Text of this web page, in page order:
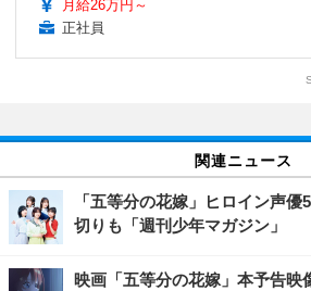
月給26万円～
正社員
関連ニュース
「五等分の花嫁」ヒロイン声
切りも「週刊少年マガジン」
映画「五等分の花嫁」本予告映